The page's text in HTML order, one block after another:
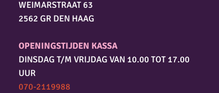
WEIMARSTRAAT 63
2562 GR DEN HAAG
OPENINGSTIJDEN KASSA
DINSDAG T/M VRIJDAG VAN 10.00 TOT 17.00
UUR
070-2119988